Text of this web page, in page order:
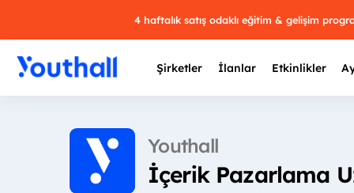
4 haftalık satış odaklı eğitim & gelişim
Şirketler İlanlar Etkinlikler
Youthall
İçerik Pazarlama